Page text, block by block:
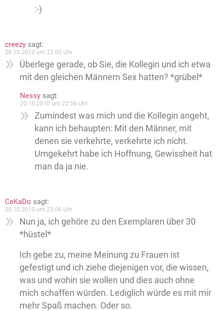
:-)
creezy sagt:
20.10.2010 um 22:00 Uhr
Überlege gerade, ob Sie, die Kollegin und ich etwa
mit den gleichen Männern Sex hatten? *grübel*
Nessy sagt:
20.10.2010 um 22:56 Uhr
Zumindest was mich und die Kollegin angeht,
kann ich behaupten: Mit den Männer, mit
denen sie verkehrte, verkehrte ich nicht.
Umgekehrt habe ich Hoffnung, Gewissheit hat
man da ja nie.
CeKaDo sagt:
20.10.2010 um 23:06 Uhr
Nun ja, ich gehöre zu den Exemplaren über 30
*hüstel*
Ich gebe zu, meine Meinung zu Frauen ist
gefestigt und ich ziehe diejenigen vor, die wissen,
was und wohin sie wollen und dies auch ohne
mich schaffen würden. Lediglich würde es mit mir
mehr Spaß machen. Oder so.